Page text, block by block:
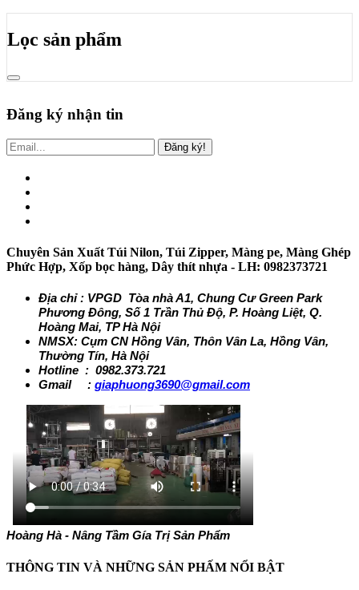
Lọc sản phẩm
Đăng ký nhận tin
Đăng ký!
Chuyên Sản Xuất Túi Nilon, Túi Zipper, Màng pe, Màng Ghép
Phức Hợp, Xốp bọc hàng, Dây thít nhựa - LH: 0982373721
Địa chỉ : VPGD Tòa nhà A1, Chung Cư Green Park
Phương Đông, Số 1 Trần Thủ Độ, P. Hoàng Liệt, Q.
Hoàng Mai, TP Hà Nội
NMSX: Cụm CN Hồng Vân, Thôn Vân La, Hồng Vân,
Thường Tín, Hà Nội
Hotline : 0982.373.721
Gmail : giaphuong3690@gmail.com
Hoàng Hà - Nâng Tầm Gía Trị Sản Phẩm
THÔNG TIN VÀ NHỮNG SẢN PHẤM NỔI BẬT